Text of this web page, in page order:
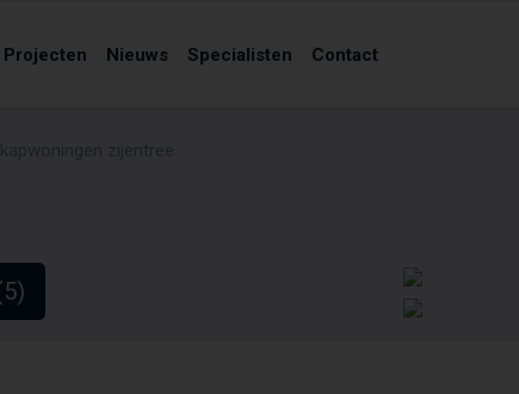
Projecten Nieuws Specialisten Contact